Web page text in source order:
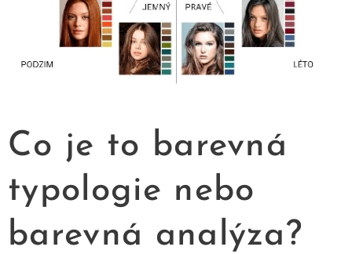
Co je to barevná
typologie nebo
barevná analýza?